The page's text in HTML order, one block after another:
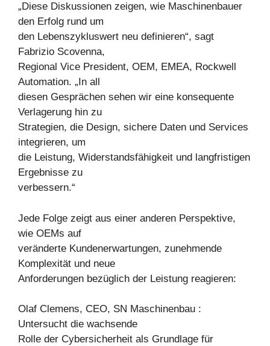
„Diese Diskussionen zeigen, wie Maschinenbauer
den Erfolg rund um
den Lebenszykluswert neu definieren“, sagt
Fabrizio Scovenna,
Regional Vice President, OEM, EMEA, Rockwell
Automation. „In all
diesen Gesprächen sehen wir eine konsequente
Verlagerung hin zu
Strategien, die Design, sichere Daten und Services
integrieren, um
die Leistung, Widerstandsfähigkeit und langfristigen
Ergebnisse zu
verbessern.“
Jede Folge zeigt aus einer anderen Perspektive,
wie OEMs auf
veränderte Kundenerwartungen, zunehmende
Komplexität und neue
Anforderungen bezüglich der Leistung reagieren:
Olaf Clemens, CEO, SN Maschinenbau :
Untersucht die wachsende
Rolle der Cybersicherheit als Grundlage für